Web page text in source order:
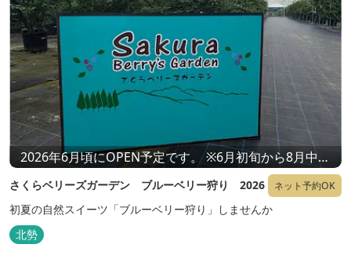
2026年6月頃にOPEN予定です。 ※6月初旬から8月中旬
までを予定しています。
さくらベリーズガーデン ブルーベリー狩り 2026 ネット予約OK
初夏の自然スイーツ「ブルーベリー狩り」しませんか
北勢